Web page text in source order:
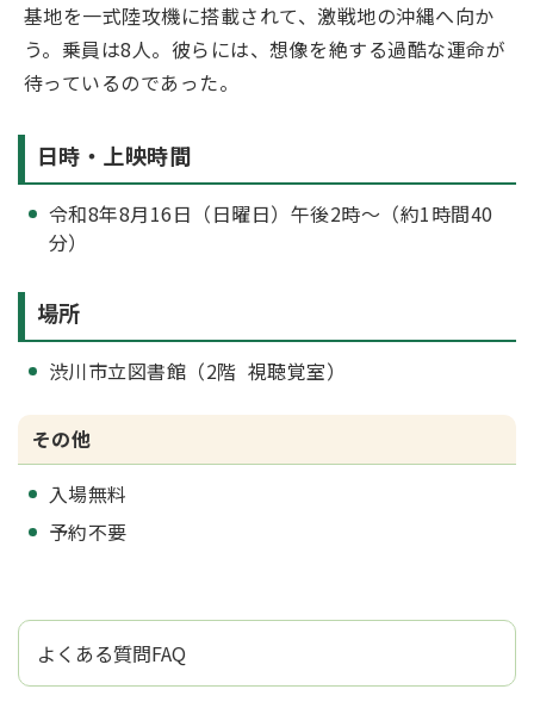
基地を一式陸攻機に搭載されて、激戦地の沖縄へ向か
う。乗員は8人。彼らには、想像を絶する過酷な運命が
待っているのであった。
日時・上映時間
令和8年8月16日（日曜日）午後2時～（約1時間40
分）
場所
渋川市立図書館（2階 視聴覚室）
その他
入場無料
予約不要
よくある質問FAQ